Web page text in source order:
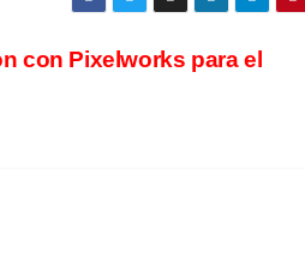
con Pixelworks para el